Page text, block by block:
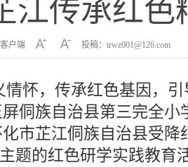
江传承红色
户端 投稿：trwz001@126.com
情怀，传承红色基因，
侗族自治县第三完全小
市芷江侗族自治县受降
题的红色研学实践教育